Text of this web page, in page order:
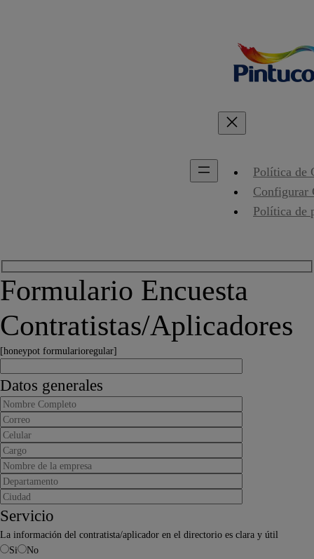
Política de
Configurar
Política de
Formulario Encuesta
Contratistas/Aplicadores
[honeypot formularioregular]
Datos generales
Servicio
La información del contratista/aplicador en el directorio es clara y útil
Si
No